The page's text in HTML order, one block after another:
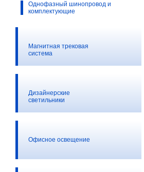
Однофазный шинопровод и
комплектующие
Магнитная трековая
система
Дизайнерские
светильники
Офисное освещение